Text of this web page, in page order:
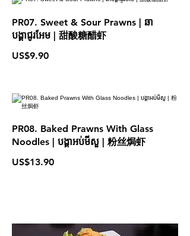
PR07. Sweet & Sour Prawns | ឆា
បង្គាជូរអែម​ | 甜酸糖醋虾
US$9.90
PR08. Baked Prawns With Glass
Noodles | បង្គាអប់មីសួ | 粉丝焗虾
US$13.90